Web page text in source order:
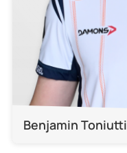
Benjamin Toniutti